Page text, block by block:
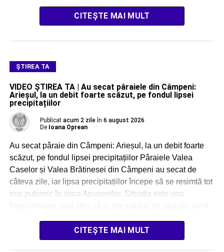
CITEȘTE MAI MULT
ŞTIREA TA
VIDEO ȘTIREA TA | Au secat pâraiele din Câmpeni:
Arieșul, la un debit foarte scăzut, pe fondul lipsei
precipitațiilor
Publicat acum 2 zile în 6 august 2026
De Ioana Oprean
Au secat pâraie din Câmpeni: Arieșul, la un debit foarte
scăzut, pe fondul lipsei precipitațiilor Pâraiele Valea
Caselor și Valea Brătinesei din Câmpeni au secat de
câteva zile, iar lipsa precipitațiilor începe să se resimtă tot
mai puternic în zona Apusenilor. Situația este una
CITEȘTE MAI MULT